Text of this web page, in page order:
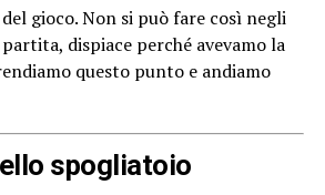
gioco. Non si può fare così negli
dispiace perché avevamo la
questo punto e andiamo
spogliatoio